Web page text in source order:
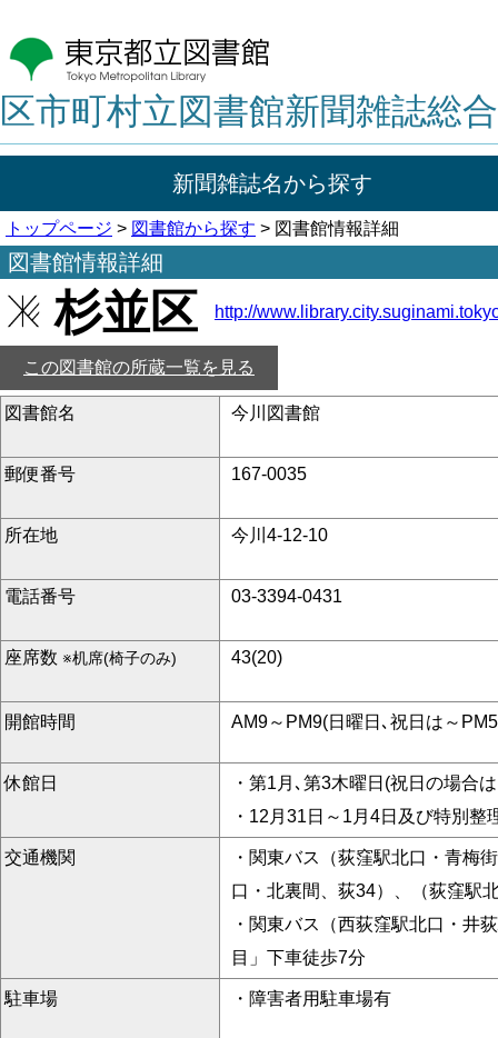
区市町村立図書館新聞雑誌総
新聞雑誌名から探す
トップページ > 図書館から探す > 図書館情報詳細
図書館情報詳細
杉並区 http://
この図書館の所蔵一覧を見る
図書館名 今川図書館
郵便番号 167-0035
所在地 今川4-12-10
電話番号 03-3394-0431
座席数 ※机席(椅子のみ) 43(20)
開館時間 AM9～PM9(日曜日､祝日は～
休館日
・第1月､第3木曜日(祝日の場合
・12月31日～1月4日及び特別整
交通機関
・関東バス（荻窪駅北口・青梅
口・北裏間、荻34）、（荻窪駅
・関東バス（西荻窪駅北口・井
目」下車徒歩7分
駐車場 ・障害者用駐車場有